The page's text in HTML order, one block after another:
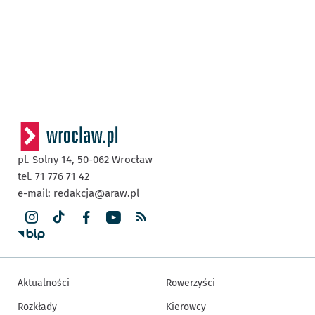
pl. Solny 14, 50-062 Wrocław
tel. 71 776 71 42
e-mail: redakcja@araw.pl
Aktualności
Rozkłady
Rowerzyści
Kierowcy